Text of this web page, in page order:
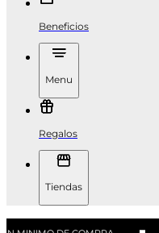
Beneficios
Menu
Regalos
Tiendas